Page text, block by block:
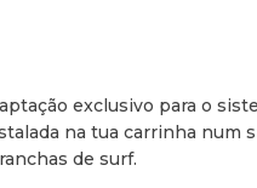
exclusivo para o
na tua carrinha num
de surf.